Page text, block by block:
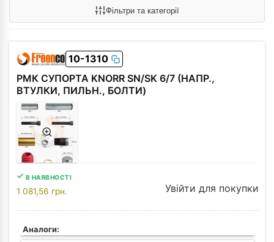
Фільтри та категорії
10-1310
РМК СУПОРТА KNORR SN/SK 6/7 (НАПР.,
ВТУЛКИ, ПИЛЬН., БОЛТИ)
В НАЯВНОСТІ
1 081,56 грн. Увійти для покупки
Аналоги: